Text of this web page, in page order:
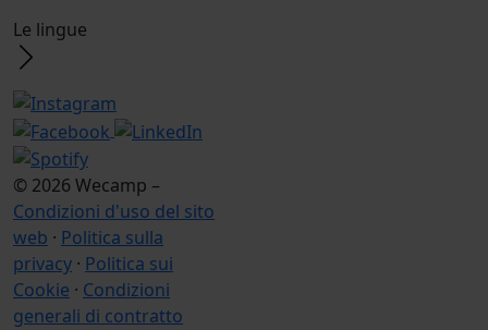
Le lingue
© 2026 Wecamp –
Condizioni d'uso del sito
web · Politica sulla
privacy · Politica sui
Cookie · Condizioni
generali di contratto